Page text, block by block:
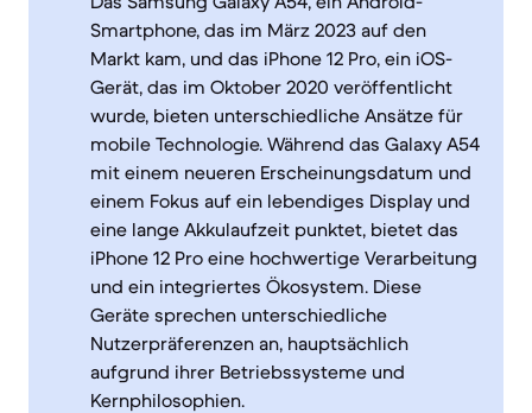
Smartphone, das im März 2023 auf den
Markt kam, und das iPhone 12 Pro, ein iOS-
Gerät, das im Oktober 2020 veröffentlicht
wurde, bieten unterschiedliche Ansätze für
mobile Technologie. Während das Galaxy A54
mit einem neueren Erscheinungsdatum und
einem Fokus auf ein lebendiges Display und
eine lange Akkulaufzeit punktet, bietet das
iPhone 12 Pro eine hochwertige Verarbeitung
und ein integriertes Ökosystem. Diese
Geräte sprechen unterschiedliche
Nutzerpräferenzen an, hauptsächlich
aufgrund ihrer Betriebssysteme und
Kernphilosophien.